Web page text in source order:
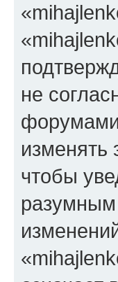
не
изменять
чтобы
разумным